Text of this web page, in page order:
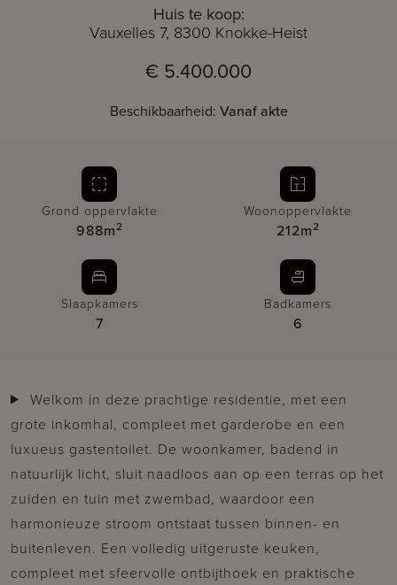
Huis te koop:
Vauxelles 7, 8300 Knokke-Heist
€ 5.400.000
Beschikbaarheid: Vanaf akte
Grond oppervlakte
988m2
Woonoppervlakte
212m2
Slaapkamers
7
Badkamers
6
grote inkomhal, compleet met garderobe en een
luxueus gastentoilet. De woonkamer, badend in
natuurlijk licht, sluit naadloos aan op een terras op het
zuiden en tuin met zwembad, waardoor een
harmonieuze stroom ontstaat tussen binnen- en
buitenleven. Een volledig uitgeruste keuken,
compleet met sfeervolle ontbijthoek en praktische